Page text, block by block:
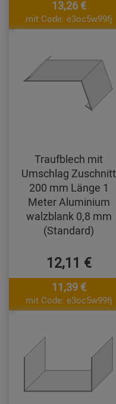
13,26 €
mit Code: e3oc5w99fj
Traufblech mit
Umschlag Zuschnitt
200 mm Länge 1
Meter Aluminium
walzblank 0,8 mm
(Standard)
12,11 €
11,39 €
mit Code: e3oc5w99fj